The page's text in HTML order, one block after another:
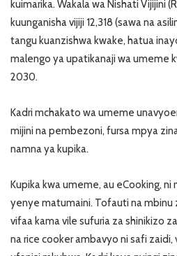
kuimarika. Wakala wa Nishati Vijijini
kuunganisha vijiji 12,318 (sawa na
tangu kuanzishwa kwake, hatua
malengo ya upatikanaji wa umeme
2030.
Kadri mchakato wa umeme
mijini na pembezoni, fursa mpya
namna ya kupika.
Kupika kwa umeme, au eCooking,
yenye matumaini. Tofauti na mbinu
vifaa kama vile sufuria za shinikizo
na rice cooker ambavyo ni safi zaidi,